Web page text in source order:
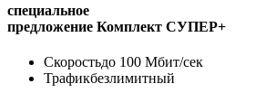
специальное
предложение Комплект СУПЕР+
Скоростьдо 100 Мбит/сек
Трафикбезлимитный